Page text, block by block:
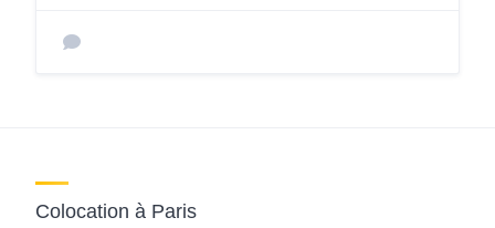
Colocation à Paris